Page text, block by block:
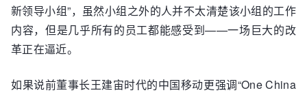
新领导小组”，虽然小组之外的人并不太清楚该小组的工作
内容，但是几乎所有的员工都能感受到——一场巨大的改
革正在逼近。
如果说前董事长王建宙时代的中国移动更强调“One China